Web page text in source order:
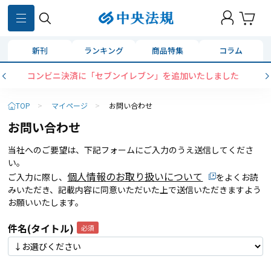
新刊 ランキング 商品特集 コラム
コンビニ決済に「セブンイレブン」を追加いたしました
TOP > マイページ > お問い合わせ
お問い合わせ
当社へのご要望は、下記フォームにご入力のうえ送信してくださ
い。
ご入力に際し、 個人情報のお取り扱いについて
をよくお読
みいただき、記載内容に同意いただいた上で送信いただきますよう
お願いいたします。
件名(タイトル)